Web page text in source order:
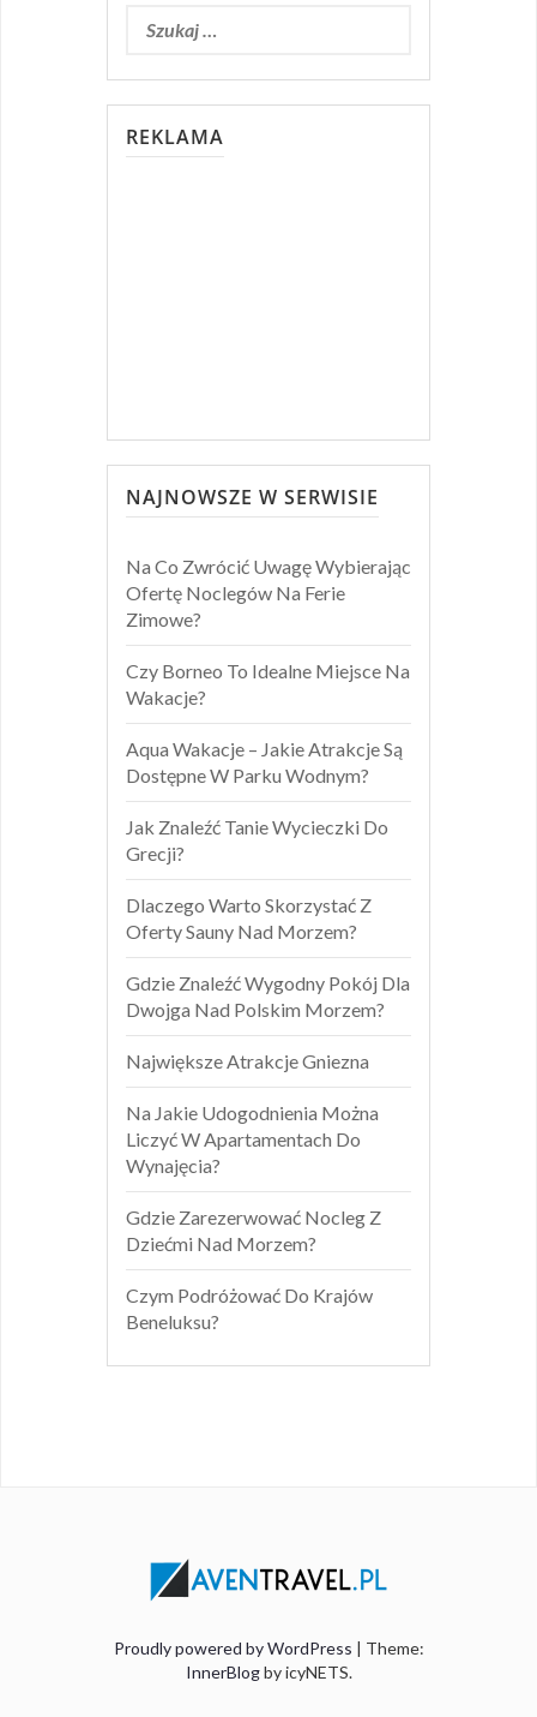
REKLAMA
NAJNOWSZE W SERWISIE
Na Co Zwrócić Uwagę Wybierając
Ofertę Noclegów Na Ferie
Zimowe?
Czy Borneo To Idealne Miejsce Na
Wakacje?
Aqua Wakacje – Jakie Atrakcje Są
Dostępne W Parku Wodnym?
Jak Znaleźć Tanie Wycieczki Do
Grecji?
Dlaczego Warto Skorzystać Z
Oferty Sauny Nad Morzem?
Gdzie Znaleźć Wygodny Pokój Dla
Dwojga Nad Polskim Morzem?
Największe Atrakcje Gniezna
Na Jakie Udogodnienia Można
Liczyć W Apartamentach Do
Wynajęcia?
Gdzie Zarezerwować Nocleg Z
Dziećmi Nad Morzem?
Czym Podróżować Do Krajów
Beneluksu?
Proudly powered by WordPress | Theme:
InnerBlogby icyNETS.